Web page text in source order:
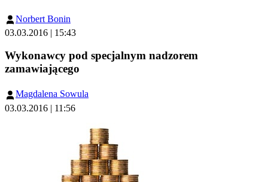
Norbert Bonin
03.03.2016 | 15:43
Wykonawcy pod specjalnym nadzorem
zamawiającego
Magdalena Sowula
03.03.2016 | 11:56